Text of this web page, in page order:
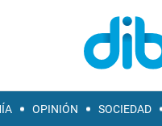
OPINIÓN SOCIEDAD